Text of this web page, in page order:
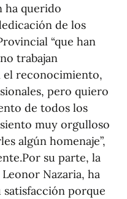
ha querido
de los
“que han
trabajan
el reconocimiento,
pero quiero
de todos los
siento muy orgulloso
algún homenaje”,
su parte, la
Leonor Nazaria, ha
satisfacción porque